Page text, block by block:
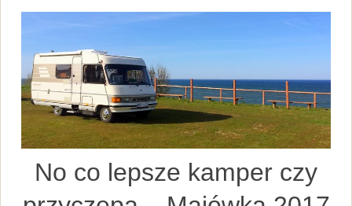
No co lepsze kamper czy